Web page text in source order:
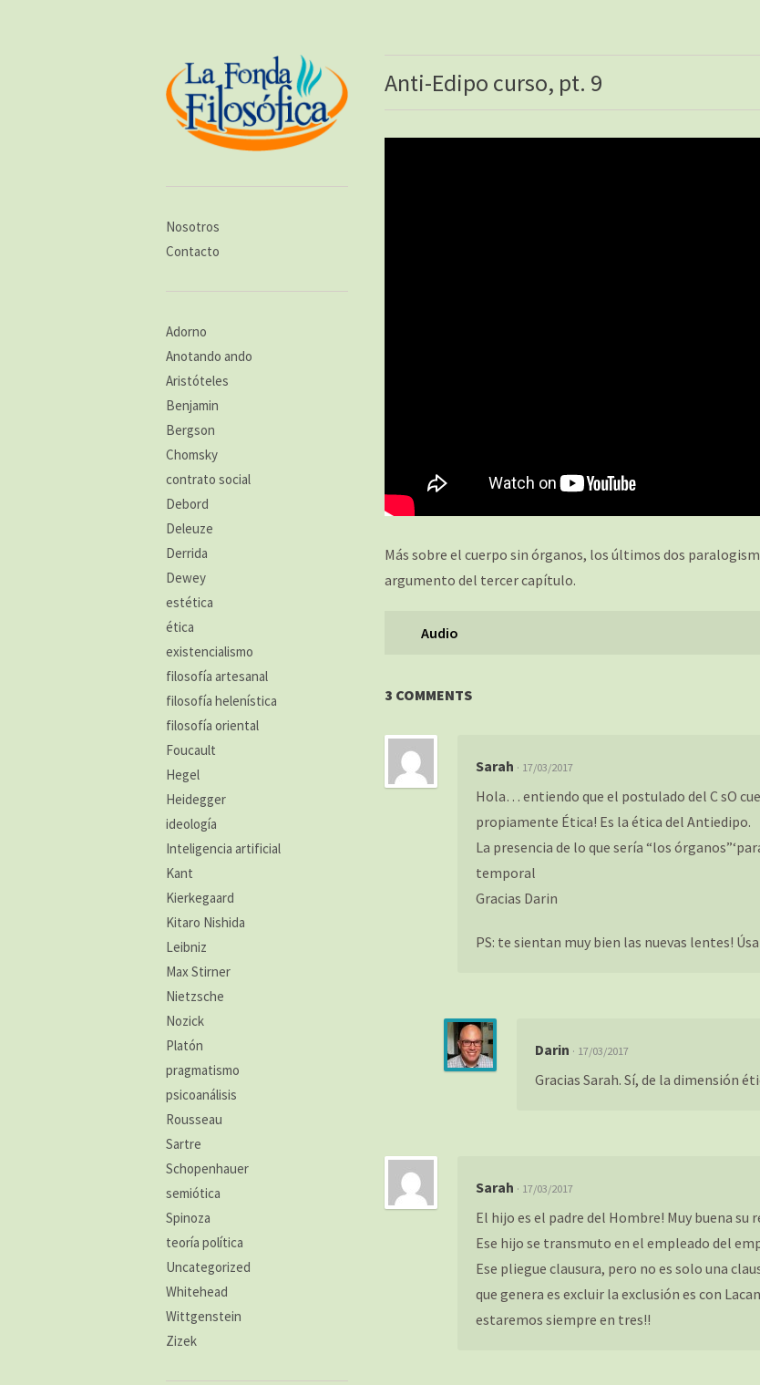
Nosotros
Contacto
Adorno
Anotando ando
Aristóteles
Benjamin
Bergson
Chomsky
contrato social
Debord
Deleuze
Derrida
Dewey
estética
ética
existencialismo
filosofía artesanal
filosofía helenística
filosofía oriental
Foucault
Hegel
Heidegger
ideología
Inteligencia artificial
Kant
Kierkegaard
Kitaro Nishida
Leibniz
Max Stirner
Nietzsche
Nozick
Platón
pragmatismo
psicoanálisis
Rousseau
Sartre
Schopenhauer
semiótica
Spinoza
teoría política
Uncategorized
Whitehead
Wittgenstein
Zizek
Anti-Edipo curso, pt. 9
Más sobre el cuerpo sin órganos, los últimos dos
argumento del tercer capítulo.
Audio
3 COMMENTS
Sarah · 17/03/2017
Hola… entiendo que el postulado del C sO
propiamente Ética! Es la ética del Antiedipo.
La presencia de lo que sería “los
temporal
Gracias Darin
PS: te sientan muy bien las nuevas lentes!
Darin · 17/03/2017
Gracias Sarah. Sí, de la dimensión
Sarah · 17/03/2017
El hijo es el padre del Hombre! Muy buena
Ese hijo se transmuto en el empleado del
Ese pliegue clausura, pero no es solo una
que genera es excluir la exclusión es con
estaremos siempre en tres!!